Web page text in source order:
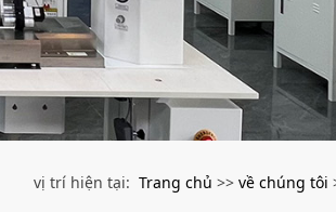
vị trí hiện tại: Trang chủ >> về chúng tôi